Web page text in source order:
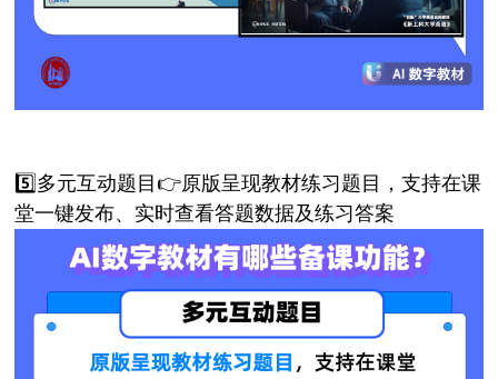
5️⃣多元互动题目👉原版呈现教材练习题目，支持在课
堂一键发布、实时查看答题数据及练习答案